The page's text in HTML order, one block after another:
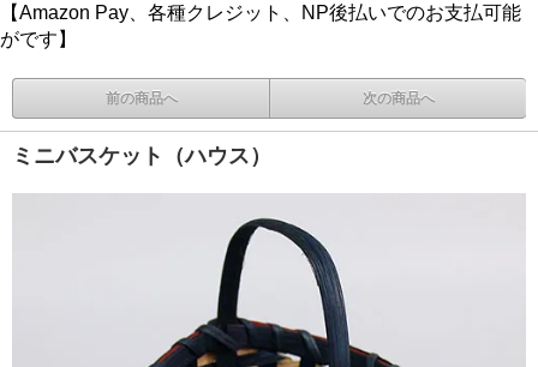
【Amazon Pay、各種クレジット、NP後払いでのお支払可能
がです】
前の商品へ 次の商品へ
ミニバスケット（ハウス）